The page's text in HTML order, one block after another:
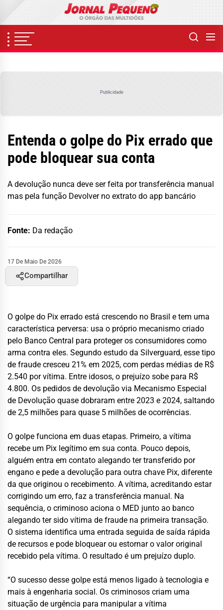
content
Publicidade
Entenda o golpe do Pix errado que
pode bloquear sua conta
A devolução nunca deve ser feita por transferência manual
mas pela função Devolver no extrato do app bancário
Fonte: Da redação
17 De Maio De 2026
Compartilhar
O golpe do Pix errado está crescendo no Brasil e tem uma
característica perversa: usa o próprio mecanismo criado
pelo Banco Central para proteger os consumidores como
arma contra eles. Segundo estudo da Silverguard, esse tipo
de fraude cresceu 21% em 2025, com perdas médias de R$
2.540 por vítima. Entre idosos, o prejuízo sobe para R$
4.800. Os pedidos de devolução via Mecanismo Especial
de Devolução quase dobraram entre 2023 e 2024, saltando
de 2,5 milhões para quase 5 milhões de ocorrências.
O golpe funciona em duas etapas. Primeiro, a vítima
recebe um Pix legítimo em sua conta. Pouco depois,
alguém entra em contato alegando ter transferido por
engano e pede a devolução para outra chave Pix, diferente
da que originou o recebimento. A vítima, acreditando estar
corrigindo um erro, faz a transferência manual. Na
sequência, o criminoso aciona o MED junto ao banco
alegando ter sido vítima de fraude na primeira transação.
O sistema identifica uma entrada seguida de saída rápida
de recursos e pode bloquear ou estornar o valor original
recebido pela vítima. O resultado é um prejuízo duplo.
“O sucesso desse golpe está menos ligado à tecnologia e
mais à engenharia social. Os criminosos criam uma
situação de urgência para manipular a vítima